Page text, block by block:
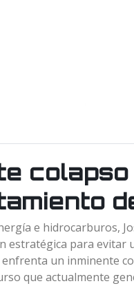
e hidrocarburos,
estratégica para evitar
un inminente
que actualmente